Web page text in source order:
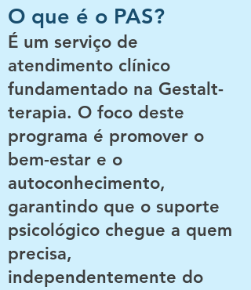
O que é o PAS?
É um serviço de
atendimento clínico
fundamentado na Gestalt-
terapia. O foco deste
programa é promover o
bem-estar e o
autoconhecimento,
garantindo que o suporte
psicológico chegue a quem
precisa,
independentemente do